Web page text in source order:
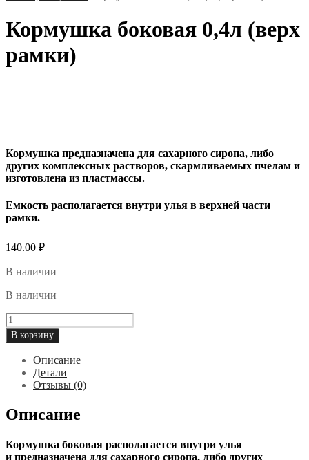
Кормушка боковая 0,4л (верх
рамки)
Кормушка предназначена для сахарного сиропа, либо
других комплексных растворов, скармливаемых пчелам и
изготовлена из пластмассы.
Емкость располагается внутри улья в верхней части
рамки.
140.00 ₽
В наличии
В наличии
Количество
товара
Кормушка
боковая
рамки)
В корзину
Описание
Детали
Отзывы (0)
Описание
Кормушка боковая располагается внутри улья
и предназначена для сахарного сиропа, либо других